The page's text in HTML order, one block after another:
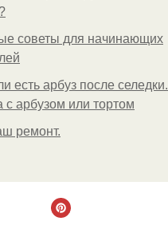
советы для начинающих
есть арбуз после селедки.
с арбузом или тортом
ремoнт.